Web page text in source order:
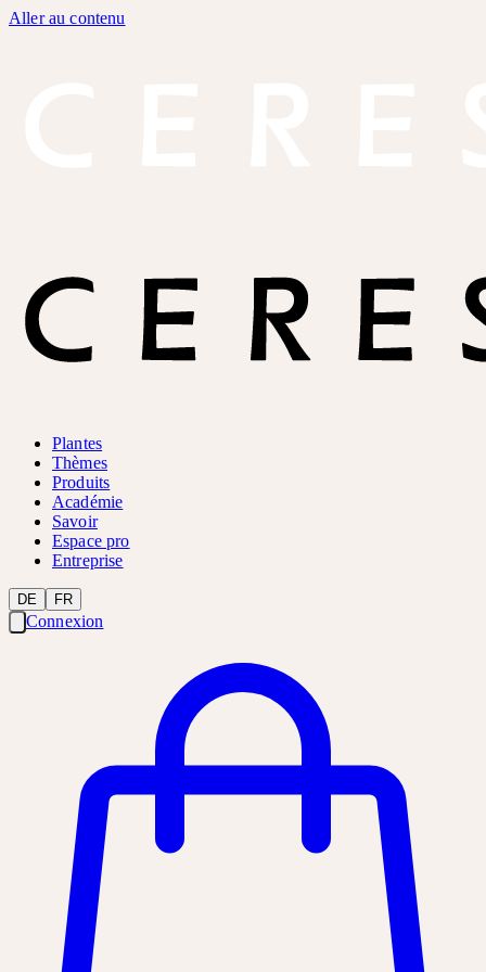
Aller au contenu
Plantes
Thèmes
Produits
Académie
Savoir
Espace pro
Entreprise
DE FR
Connexion